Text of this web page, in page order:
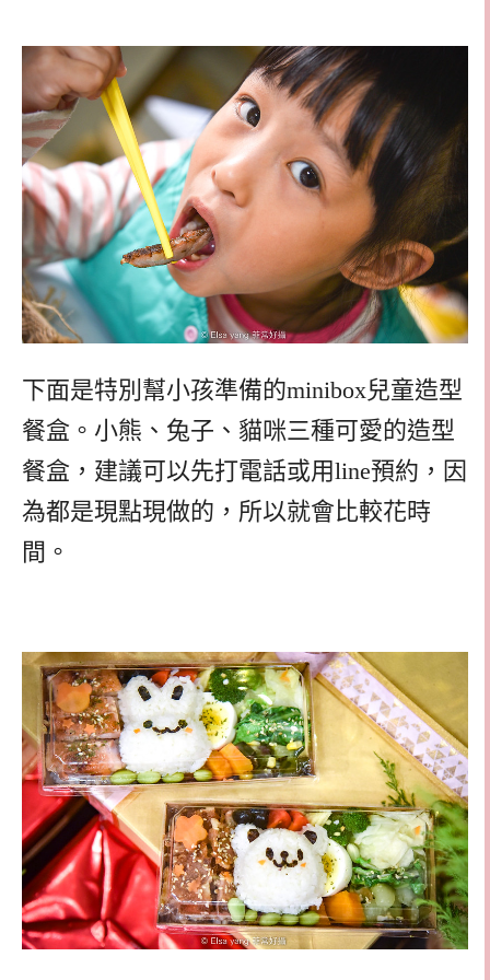
下面是特別幫小孩準備的minibox兒童造型
餐盒。小熊、兔子、貓咪三種可愛的造型
餐盒，建議可以先打電話或用line預約，因
為都是現點現做的，所以就會比較花時
間。